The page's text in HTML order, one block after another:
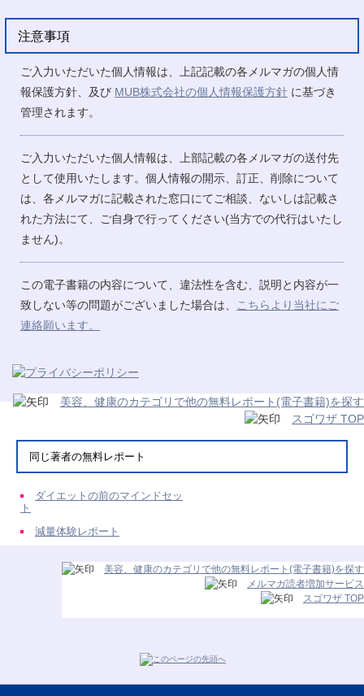
注意事項
ご入力いただいた個人情報は、上記記載の各メルマガの個人情
報保護方針、及び MUB株式会社の個人情報保護方針 に基づき
管理されます。
ご入力いただいた個人情報は、上部記載の各メルマガの送付先
として使用いたします。個人情報の開示、訂正、削除について
は、各メルマガに記載された窓口にてご相談、ないしは記載さ
れた方法にて、ご自身で行ってください(当方での代行はいたし
ません)。
この電子書籍の内容について、違法性を含む、説明と内容が一
致しない等の問題がございました場合は、
こちらより当社にご
連絡願います。
美容、健康のカテゴリで他の無料レポート(電子書籍)を探す
スゴワザ TOP
同じ著者の無料レポート
ダイエットの前のマインドセッ
ト
減量体験レポート
美容、健康のカテゴリで他の無料レポート(電子書籍)を探す
メルマガ読者増加サービス
スゴワザ TOP